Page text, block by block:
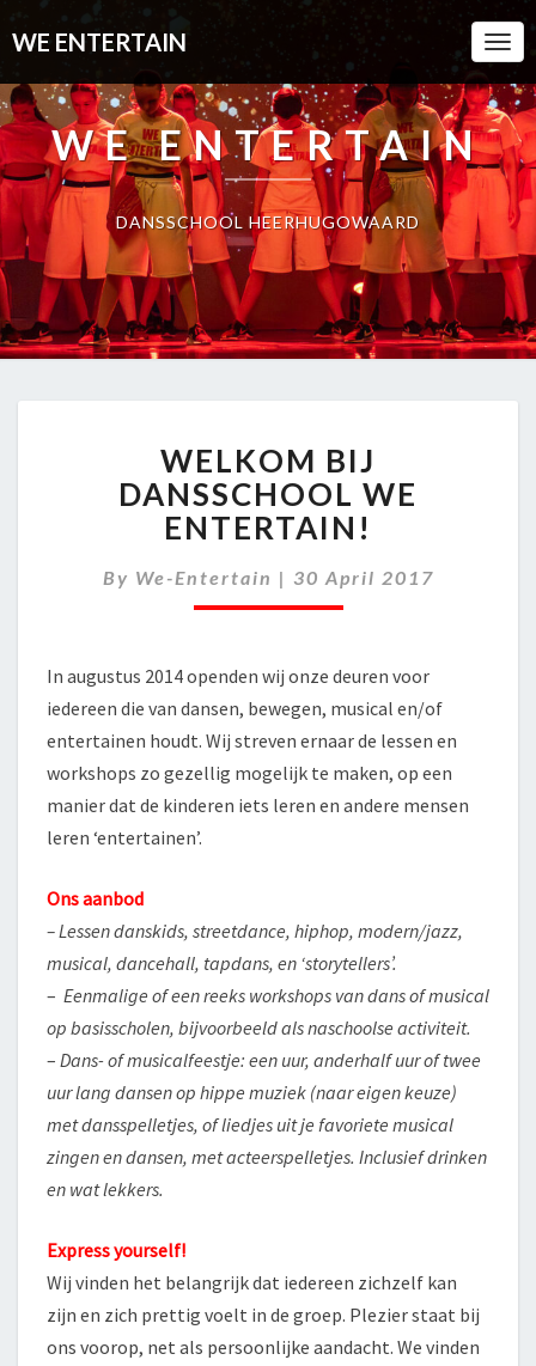
WE ENTERTAIN
WE ENTERTAIN
DANSSCHOOL HEERHUGOWAARD
BIJ
DANSSCHOOL
WE
ENTERTAIN!
WELKOM BIJ
DANSSCHOOL WE
ENTERTAIN!
By We-Entertain | 30 April 2017
In augustus 2014 openden wij onze deuren voor
iedereen die van dansen, bewegen, musical en/of
entertainen houdt. Wij streven ernaar de lessen en
workshops zo gezellig mogelijk te maken, op een
manier dat de kinderen iets leren en andere mensen
leren ‘entertainen’.
Ons aanbod
– Lessen danskids, streetdance, hiphop, modern/jazz,
musical, dancehall, tapdans, en ‘storytellers’.
– Eenmalige of een reeks workshops van dans of musical
op basisscholen, bijvoorbeeld als naschoolse activiteit.
– Dans- of musicalfeestje: een uur, anderhalf uur of twee
uur lang dansen op hippe muziek (naar eigen keuze)
met dansspelletjes, of liedjes uit je favoriete musical
zingen en dansen, met acteerspelletjes. Inclusief drinken
en wat lekkers.
Express yourself!
Wij vinden het belangrijk dat iedereen zichzelf kan
zijn en zich prettig voelt in de groep. Plezier staat bij
ons voorop, net als persoonlijke aandacht. We vinden